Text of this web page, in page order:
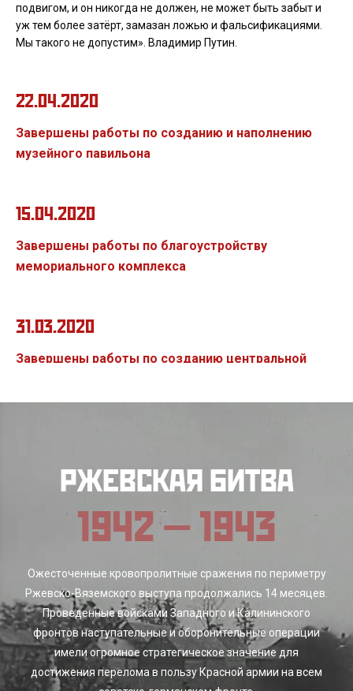
подвигом, и он никогда не должен, не может быть забыт и
уж тем более затёрт, замазан ложью и фальсификациями.
Мы такого не допустим». Владимир Путин.
22.04.2020
Завершены работы по созданию и наполнению
музейного павильона
15.04.2020
Завершены работы по благоустройству
мемориального комплекса
31.03.2020
Завершены работы по созданию центральной
10.03.2020
Смонтированы указатели и информационные таблички
30.01.2020
Установка центральной фигуры на несущий каркас
После сборки монумент скрыт строительными лесами до
момента открытия в мае 2020 года
РЖЕВСКАЯ БИТВА
1942 — 1943
Ожесточенные кровопролитные сражения по периметру
Ржевско-Вяземского выступа продолжались 14 месяцев.
Проведенные войсками Западного и Калининского
фронтов наступательные и оборонительные операции
имели огромное стратегическое значение для
достижения перелома в пользу Красной армии на всем